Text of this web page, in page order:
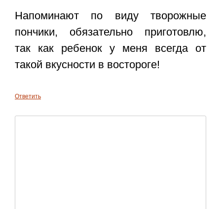
Напоминают по виду творожные
пончики, обязательно приготовлю,
так как ребенок у меня всегда от
такой вкусности в востороге!
Ответить